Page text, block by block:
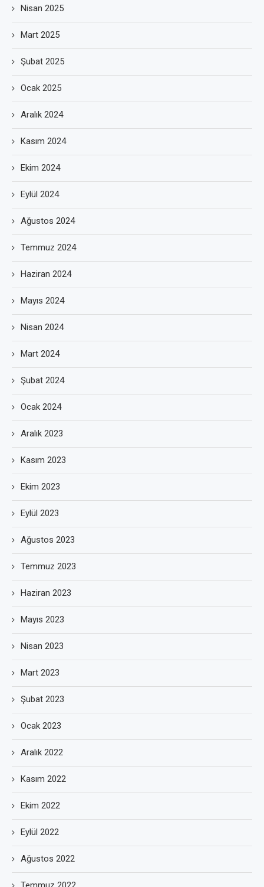
Nisan 2025
Mart 2025
Şubat 2025
Ocak 2025
Aralık 2024
Kasım 2024
Ekim 2024
Eylül 2024
Ağustos 2024
Temmuz 2024
Haziran 2024
Mayıs 2024
Nisan 2024
Mart 2024
Şubat 2024
Ocak 2024
Aralık 2023
Kasım 2023
Ekim 2023
Eylül 2023
Ağustos 2023
Temmuz 2023
Haziran 2023
Mayıs 2023
Nisan 2023
Mart 2023
Şubat 2023
Ocak 2023
Aralık 2022
Kasım 2022
Ekim 2022
Eylül 2022
Ağustos 2022